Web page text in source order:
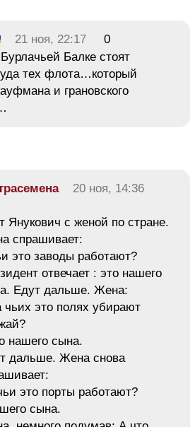
21 ноя, 22:17
0
Балке стоят
тех флота…который
и грановского
20 ноя, 14:36
Янукович с женой по стране.
спрашивает:
это заводы работают?
отвечает : это нашего
Едут дальше. Жена:
чьих это полях убирают
нашего сына.
дальше. Жена снова
это порты работают?
сына.